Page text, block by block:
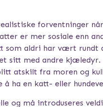
forventninger
er mer sosiale enn
som aldri har vært rundt
sitt med andre kjæledyr.
atskilt fra moren og
ha en katt- eller
og må introduseres